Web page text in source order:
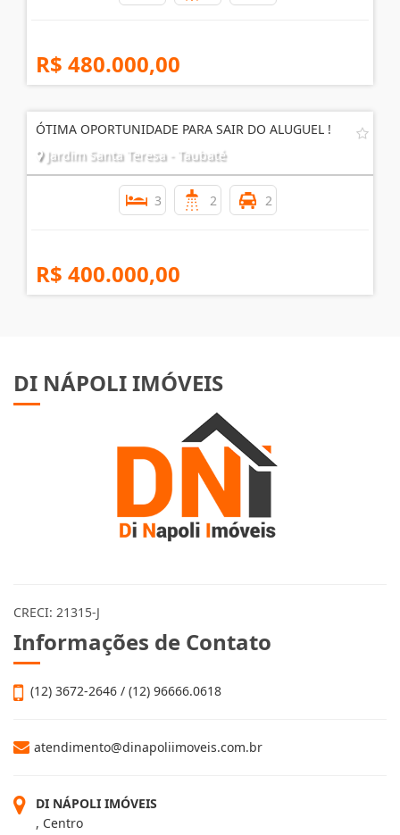
R$ 480.000,00
ÓTIMA OPORTUNIDADE PARA SAIR DO ALUGUEL !
Jardim Santa Teresa - Taubaté
3 2 2
R$ 400.000,00
DI NÁPOLI IMÓVEIS
CRECI: 21315-J
Informações de Contato
(12) 3672-2646 / (12) 96666.0618
atendimento@dinapoliimoveis.com.br
DI NÁPOLI IMÓVEIS
, Centro